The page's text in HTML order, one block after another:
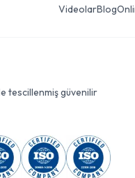
VideolarBlog
tescillenmiş güvenilir